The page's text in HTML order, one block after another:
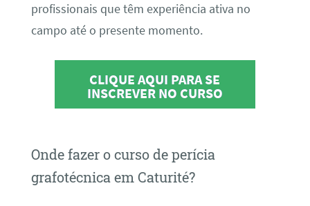
profissionais que têm experiência ativa no
campo até o presente momento.
CLIQUE AQUI PARA SE
INSCREVER NO CURSO
Onde fazer o curso de perícia
grafotécnica em Caturité?